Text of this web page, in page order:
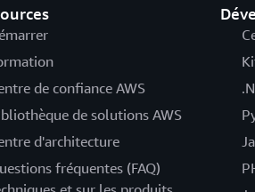
de confiance AWS
de solutions AWS
d'architecture
fréquentes (FAQ)